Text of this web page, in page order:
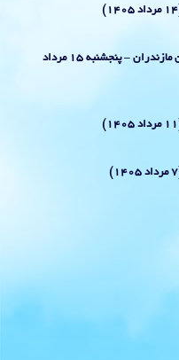
پیش بینی 7 روزه وضع هوای استان مازندران – پنجشنبه 15 مرداد